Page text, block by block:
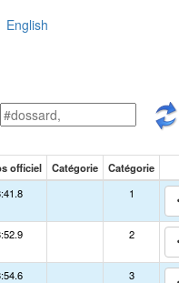
English
officiel Catégorie
Catégorie
1
2
3